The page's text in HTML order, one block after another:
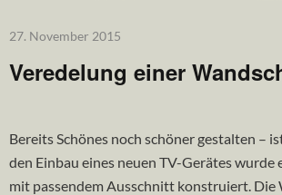
27. November 2015
Veredelung einer
Bereits Schönes noch schöner gestalten –
den Einbau eines neuen TV-Gerätes wurde
mit passendem Ausschnitt konstruiert. Die